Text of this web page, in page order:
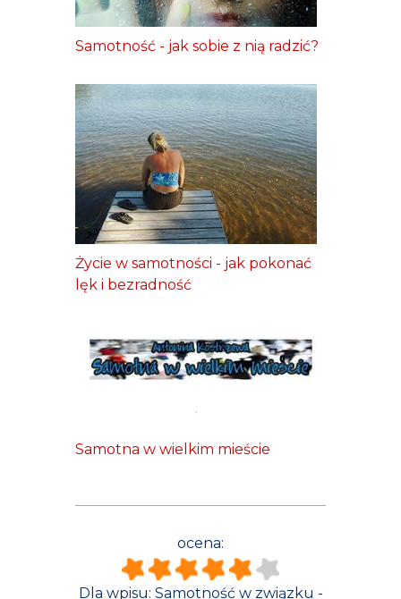
Samotność - jak sobie z nią radzić?
Życie w samotności - jak pokonać
lęk i bezradność
Samotna w wielkim mieście
ocena:
Dla wpisu: Samotność w związku -